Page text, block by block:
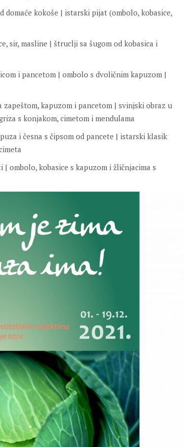
kokoše | istarski pijat (ombolo, kobasice,
sir, masline | štruclji sa šugom od kobasica i
i pancetom | ombolo s dvoličnim kapuzom |
zapeštom, kapuzom i pancetom | svinjski obraz u
s konjakom, cimetom i mendulama
i česna s čipsom od pancete | istarski klasik
ombolo, kobasice s kapuzom i žličnjacima s